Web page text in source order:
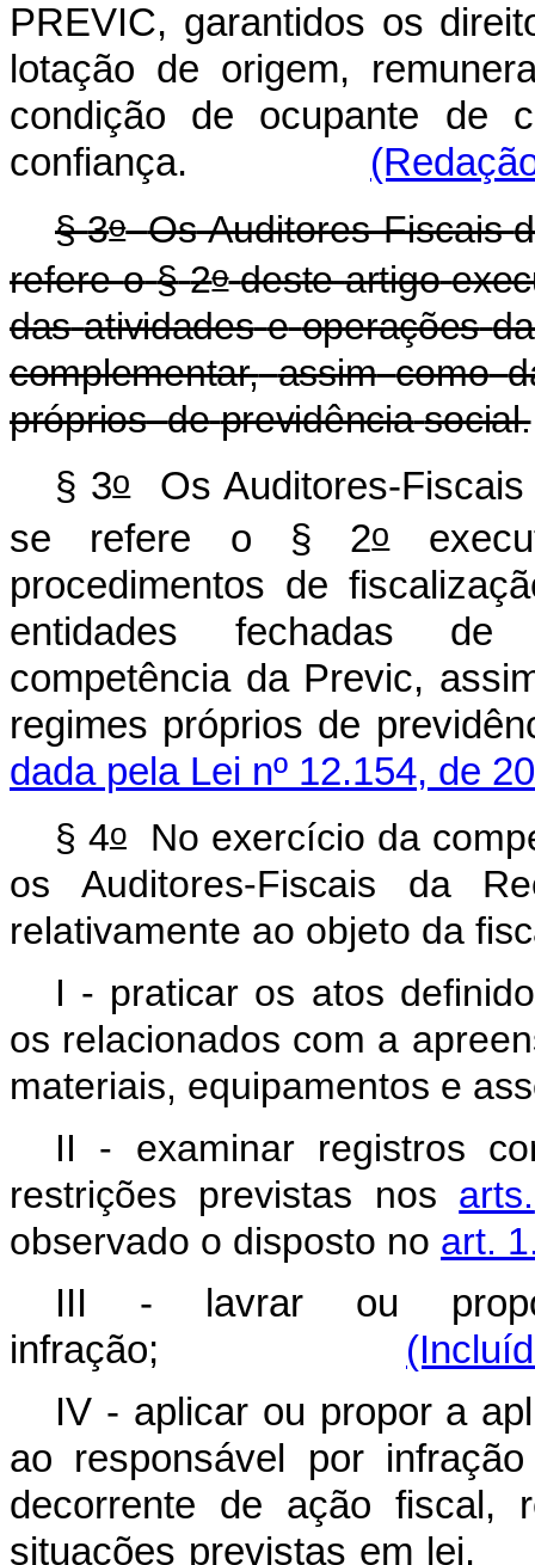
PREVIC, garantidos os
lotação de origem,
condição de ocupante de
confiança.
§ 3o Os Auditores-Fiscais
refere o § 2o deste artigo
das atividades e operações
complementar, assim como
próprios de previdência social.
§ 3oOs Auditores-Fiscais
se refere o § 2o
procedimentos de
entidades fechadas de
competência da Previc,
regimes próprios de
dada pela Lei nº 12.154, de
§ 4o No exercício da
os
Auditores-Fiscais da
relativamente ao objeto da
I - praticar os atos
os relacionados com a
materiais, equipamentos e
II
- examinar registros
restrições previstas nos arts.
observado o disposto no art.
III - lavrar ou
infração;
IV - aplicar ou propor a
ao responsável por
decorrente de ação fiscal,
situações previstas